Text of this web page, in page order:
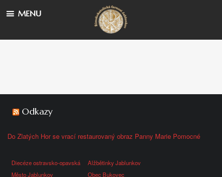
Odkazy
Do Zlatých Hor se vrací restaurovaný obraz Panny Marie Pomocné
Diecéze ostravsko-opavská
Alžbětinky Jablunkov
Město Jablunkov
Obec Bukovec
MENU